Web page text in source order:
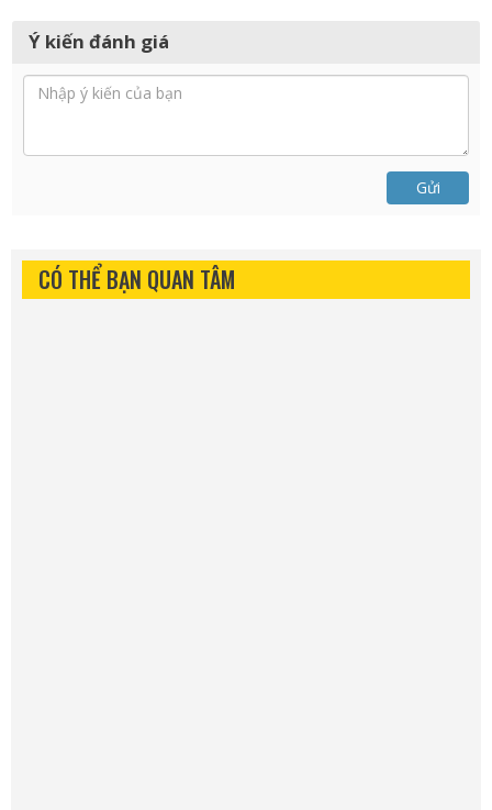
Ý kiến đánh giá
Gửi
CÓ THỂ BẠN QUAN TÂM